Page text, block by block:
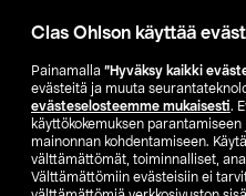
Clas Ohlson käyttää
Painamalla ”Hyväksy kaikki
evästeitä ja muuta
evästeselosteemme mukaisesti.
käyttökokemuksen
mainonnan kohdentamiseen.
välttämättömät, toiminnalliset,
Välttämättömiin evästeisiin ei
Etsi
SE
FI